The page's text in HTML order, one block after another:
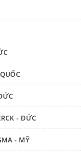
- ĐỨC
- MỸ